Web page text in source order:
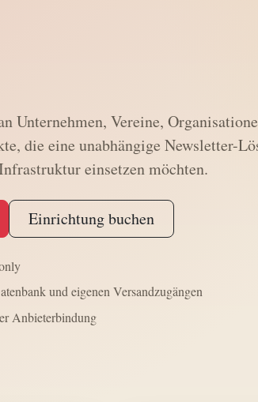
Unternehmen, Vereine,
die eine unabhängige Newsletter-
einsetzen möchten.
Einrichtung buchen
und eigenen Versandzugängen
Anbieterbindung